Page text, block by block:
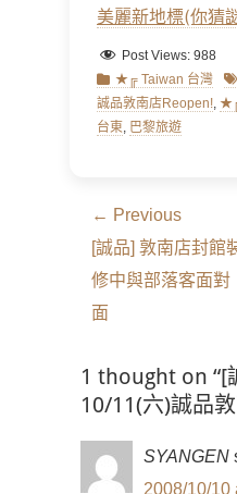
美麗新地標(你猜
Post Views: 988
Categories
★╔ Taiwan 台灣
誠品敦南店Reopen!,
台東, 巴黎旅遊
文
章
導
覽
← Previous
Previous
post:
[誠品] 敦南店封館
修中與部落客面對
面
1 thought on “[
10/11(六)誠品
SYANGEN
2008/10/10